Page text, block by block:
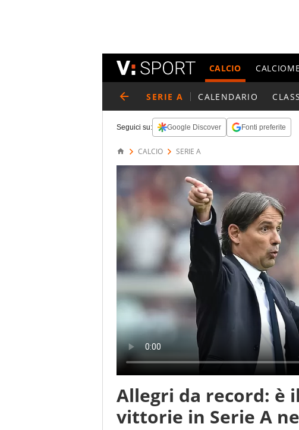
CALCIO
SERIE A CALENDARIO
Seguici su: Google Discover Fonti preferite
CALCIO SERIE A
Allegri da record: è
vittorie in Serie A